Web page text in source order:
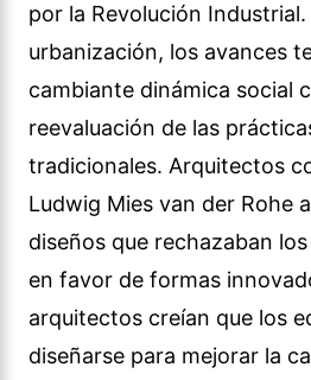
por la Revolución Industrial.
urbanización, los avances
cambiante dinámica social
reevaluación de las
tradicionales. Arquitectos
Ludwig Mies van der Rohe
diseños que rechazaban
en favor de formas
arquitectos creían que los
diseñarse para mejorar la